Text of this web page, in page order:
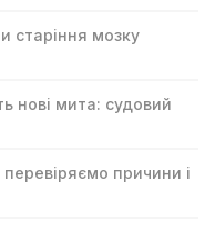
старіння мозку
нові мита: судовий
причини і